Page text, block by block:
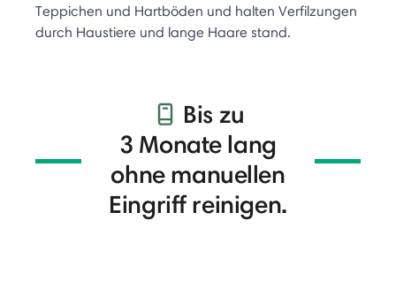
Teppichen und Hartböden und halten Verfilzungen
durch Haustiere und lange Haare stand.
Bis zu
3 Monate lang
ohne manuellen
Eingriff reinigen.